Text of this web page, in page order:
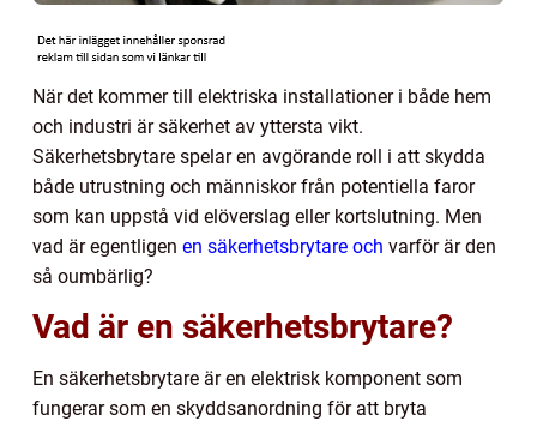
När det kommer till elektriska installationer i både hem
och industri är säkerhet av yttersta vikt.
Säkerhetsbrytare spelar en avgörande roll i att skydda
både utrustning och människor från potentiella faror
som kan uppstå vid elöverslag eller kortslutning. Men
vad är egentligen en säkerhetsbrytare och varför är den
så oumbärlig?
Vad är en säkerhetsbrytare?
En säkerhetsbrytare är en elektrisk komponent som
fungerar som en skyddsanordning för att bryta